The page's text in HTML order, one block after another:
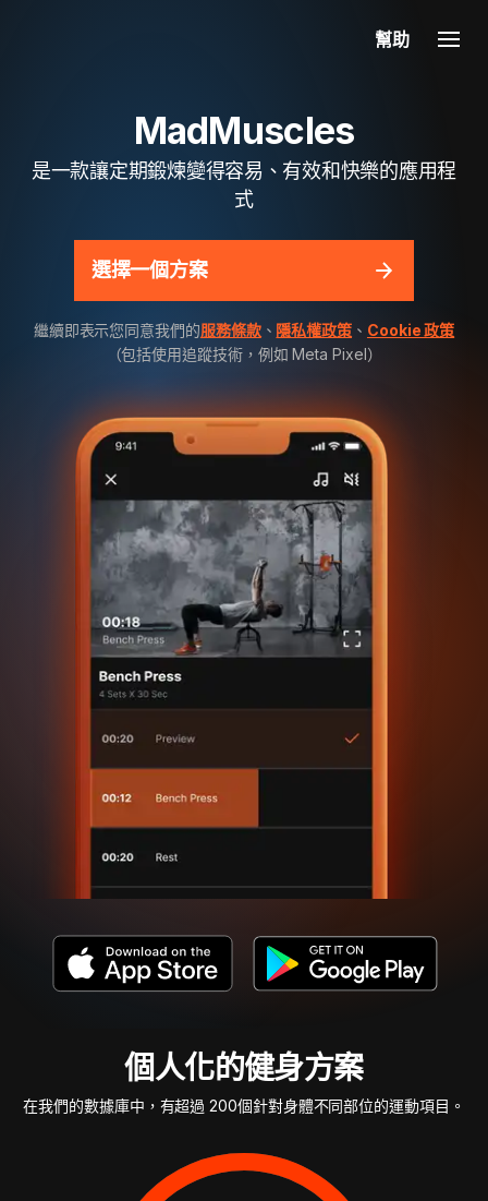
幫助
MadMuscles
是一款讓定期鍛煉變得容易、有效和快樂的應用程
式
選擇一個方案
繼續即表示您同意我們的服務條款、 隱私權政策 、 Cookie 政策
（包括使用追蹤技術，例如 Meta Pixel）
個人化的健身方案
在我們的數據庫中，有超過 200個針對身體不同部位的運動項目。